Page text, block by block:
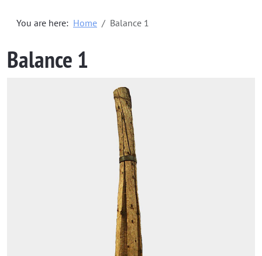
You are here: Home Balance 1
Balance 1